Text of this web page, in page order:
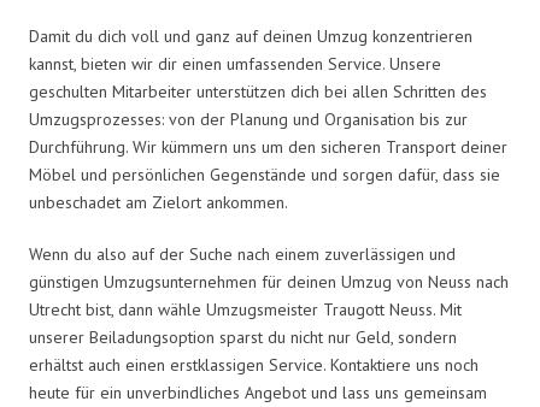
Damit du dich voll und ganz auf deinen Umzug konzentrieren
kannst, bieten wir dir einen umfassenden Service. Unsere
geschulten Mitarbeiter unterstützen dich bei allen Schritten des
Umzugsprozesses: von der Planung und Organisation bis zur
Durchführung. Wir kümmern uns um den sicheren Transport deiner
Möbel und persönlichen Gegenstände und sorgen dafür, dass sie
unbeschadet am Zielort ankommen.
Wenn du also auf der Suche nach einem zuverlässigen und
günstigen Umzugsunternehmen für deinen Umzug von Neuss nach
Utrecht bist, dann wähle Umzugsmeister Traugott Neuss. Mit
unserer Beiladungsoption sparst du nicht nur Geld, sondern
erhältst auch einen erstklassigen Service. Kontaktiere uns noch
heute für ein unverbindliches Angebot und lass uns gemeinsam